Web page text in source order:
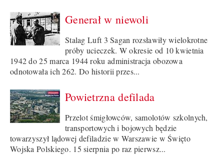
Generał w niewoli
Stalag Luft 3 Sagan rozsławiły wielokrotne
próby ucieczek. W okresie od 10 kwietnia
1942 do 25 marca 1944 roku administracja obozowa
odnotowała ich 262. Do historii przes...
Powietrzna defilada
Przelot śmigłowców, samolotów szkolnych,
transportowych i bojowych będzie
towarzyszył lądowej defiladzie w Warszawie w Święto
Wojska Polskiego. 15 sierpnia po raz pierwsz...